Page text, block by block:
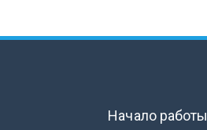
Начало работы